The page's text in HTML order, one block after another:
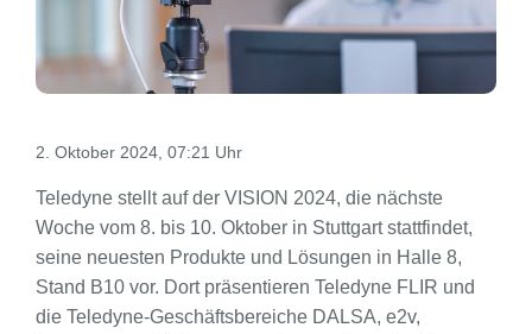
2. Oktober 2024, 07:21 Uhr
Teledyne stellt auf der VISION 2024, die nächste
Woche vom 8. bis 10. Oktober in Stuttgart stattfindet,
seine neuesten Produkte und Lösungen in Halle 8,
Stand B10 vor. Dort präsentieren Teledyne FLIR und
die Teledyne-Geschäftsbereiche DALSA, e2v,